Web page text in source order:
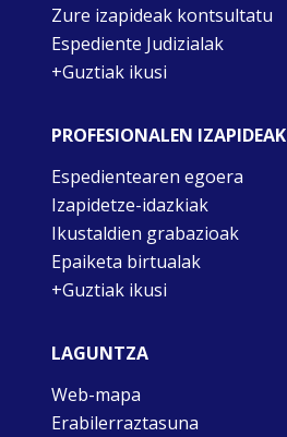
Zure izapideak kontsultatu
Espediente Judizialak
+Guztiak ikusi
PROFESIONALEN IZAPIDEAK
Espedientearen egoera
Izapidetze-idazkiak
Ikustaldien grabazioak
Epaiketa birtualak
+Guztiak ikusi
LAGUNTZA
Web-mapa
Erabilerraztasuna